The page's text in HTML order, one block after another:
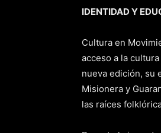
IDENTIDAD Y
Cultura en
acceso a la
nueva edición, su
Misionera y
las raíces